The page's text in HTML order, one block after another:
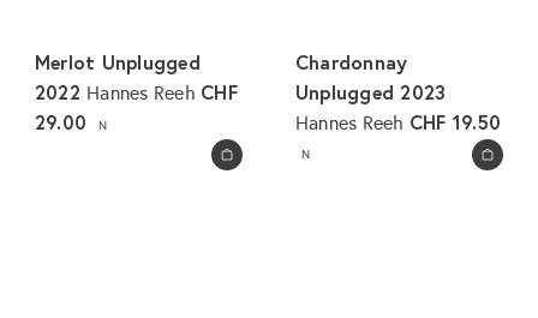
In den Warenkorb legen
Merlot Unplugged
2022 Hannes Reeh CHF
29.00
N
In den Warenkorb legen
Chardonnay
Unplugged 2023
Hannes Reeh CHF 19.50
N